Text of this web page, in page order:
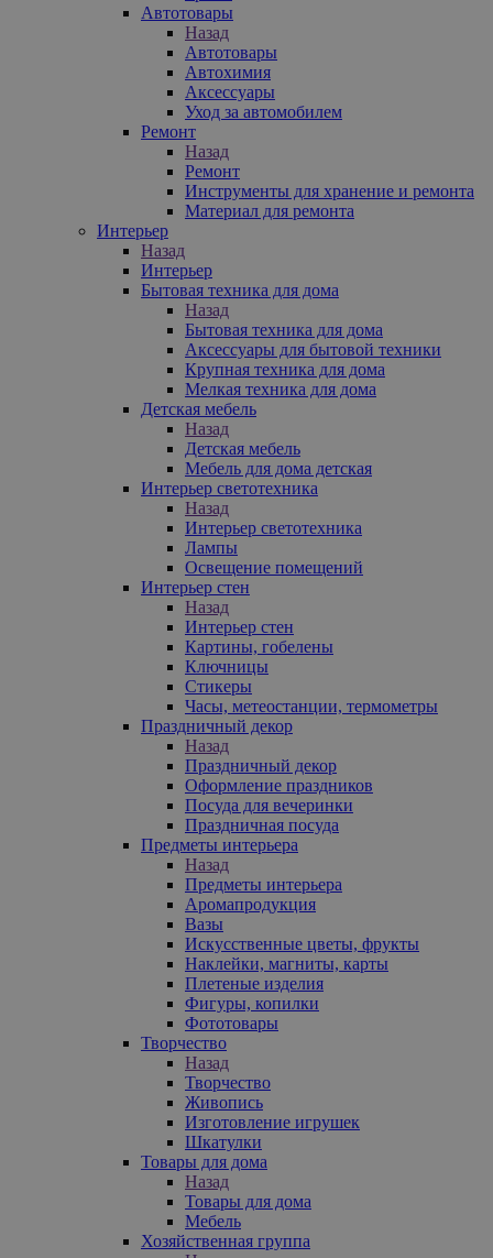
Автотовары
Назад
Автотовары
Автохимия
Аксессуары
Уход за автомобилем
Ремонт
Назад
Ремонт
Инструменты для хранение и ремонта
Материал для ремонта
Интерьер
Назад
Интерьер
Бытовая техника для дома
Назад
Бытовая техника для дома
Аксессуары для бытовой техники
Крупная техника для дома
Мелкая техника для дома
Детская мебель
Назад
Детская мебель
Мебель для дома детская
Интерьер светотехника
Назад
Интерьер светотехника
Лампы
Освещение помещений
Интерьер стен
Назад
Интерьер стен
Картины, гобелены
Ключницы
Стикеры
Часы, метеостанции, термометры
Праздничный декор
Назад
Праздничный декор
Оформление праздников
Посуда для вечеринки
Праздничная посуда
Предметы интерьера
Назад
Предметы интерьера
Аромапродукция
Вазы
Искусственные цветы, фрукты
Наклейки, магниты, карты
Плетеные изделия
Фигуры, копилки
Фототовары
Творчество
Назад
Творчество
Живопись
Изготовление игрушек
Шкатулки
Товары для дома
Назад
Товары для дома
Мебель
Хозяйственная группа